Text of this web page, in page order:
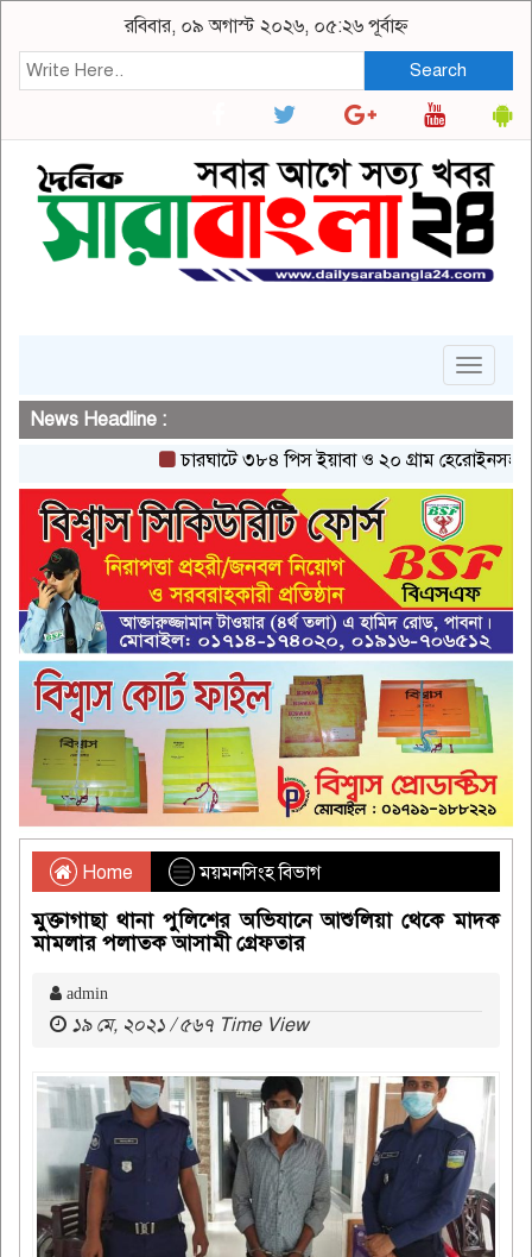
রবিবার, ০৯ অগাস্ট ২০২৬, ০৫:২৬ পূর্বাহ্ন
Search
Toggle
News Headline :
চারঘাটে ৩৮৪ পিস ইয়াবা ও ২০ গ্রাম হেরোইনসহ একজন
Home ময়মনসিংহ বিভাগ
মুক্তাগাছা থানা পুলিশের অভিযানে আশুলিয়া থেকে মাদক
মামলার পলাতক আসামী গ্রেফতার
admin
১৯ মে, ২০২১ / ৫৬৭ Time View